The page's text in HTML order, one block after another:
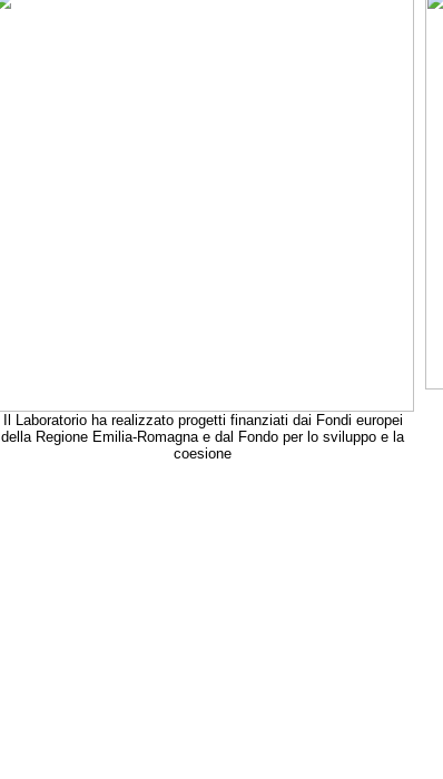
Il Laboratorio ha realizzato progetti finanziati dai Fondi europei
della Regione Emilia-Romagna e dal Fondo per lo sviluppo e la
coesione